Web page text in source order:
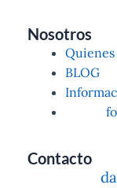
Nosotros
Quienes
BLOG
Contacto